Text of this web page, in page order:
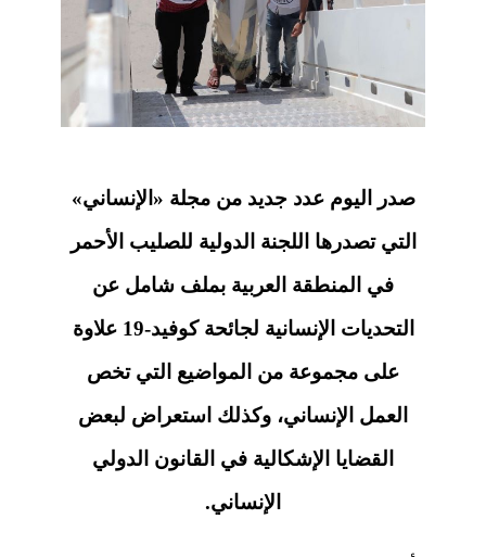
صدر اليوم عدد جديد من مجلة «الإنساني»
التي تصدرها اللجنة الدولية للصليب الأحمر
في المنطقة العربية بملف شامل عن
التحديات الإنسانية لجائحة كوفيد-19 علاوة
على مجموعة من المواضيع التي تخص
العمل الإنساني، وكذلك استعراض لبعض
القضايا الإشكالية في القانون الدولي
الإنساني.